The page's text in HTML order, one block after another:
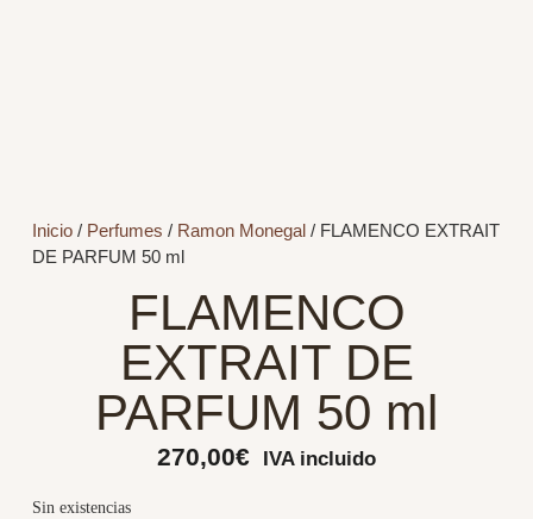
Inicio/ Perfumes / Ramon Monegal/ FLAMENCO EXTRAIT
DE PARFUM 50 ml
FLAMENCO
EXTRAIT DE
PARFUM 50 ml
270,00€ IVA incluido
Sin existencias